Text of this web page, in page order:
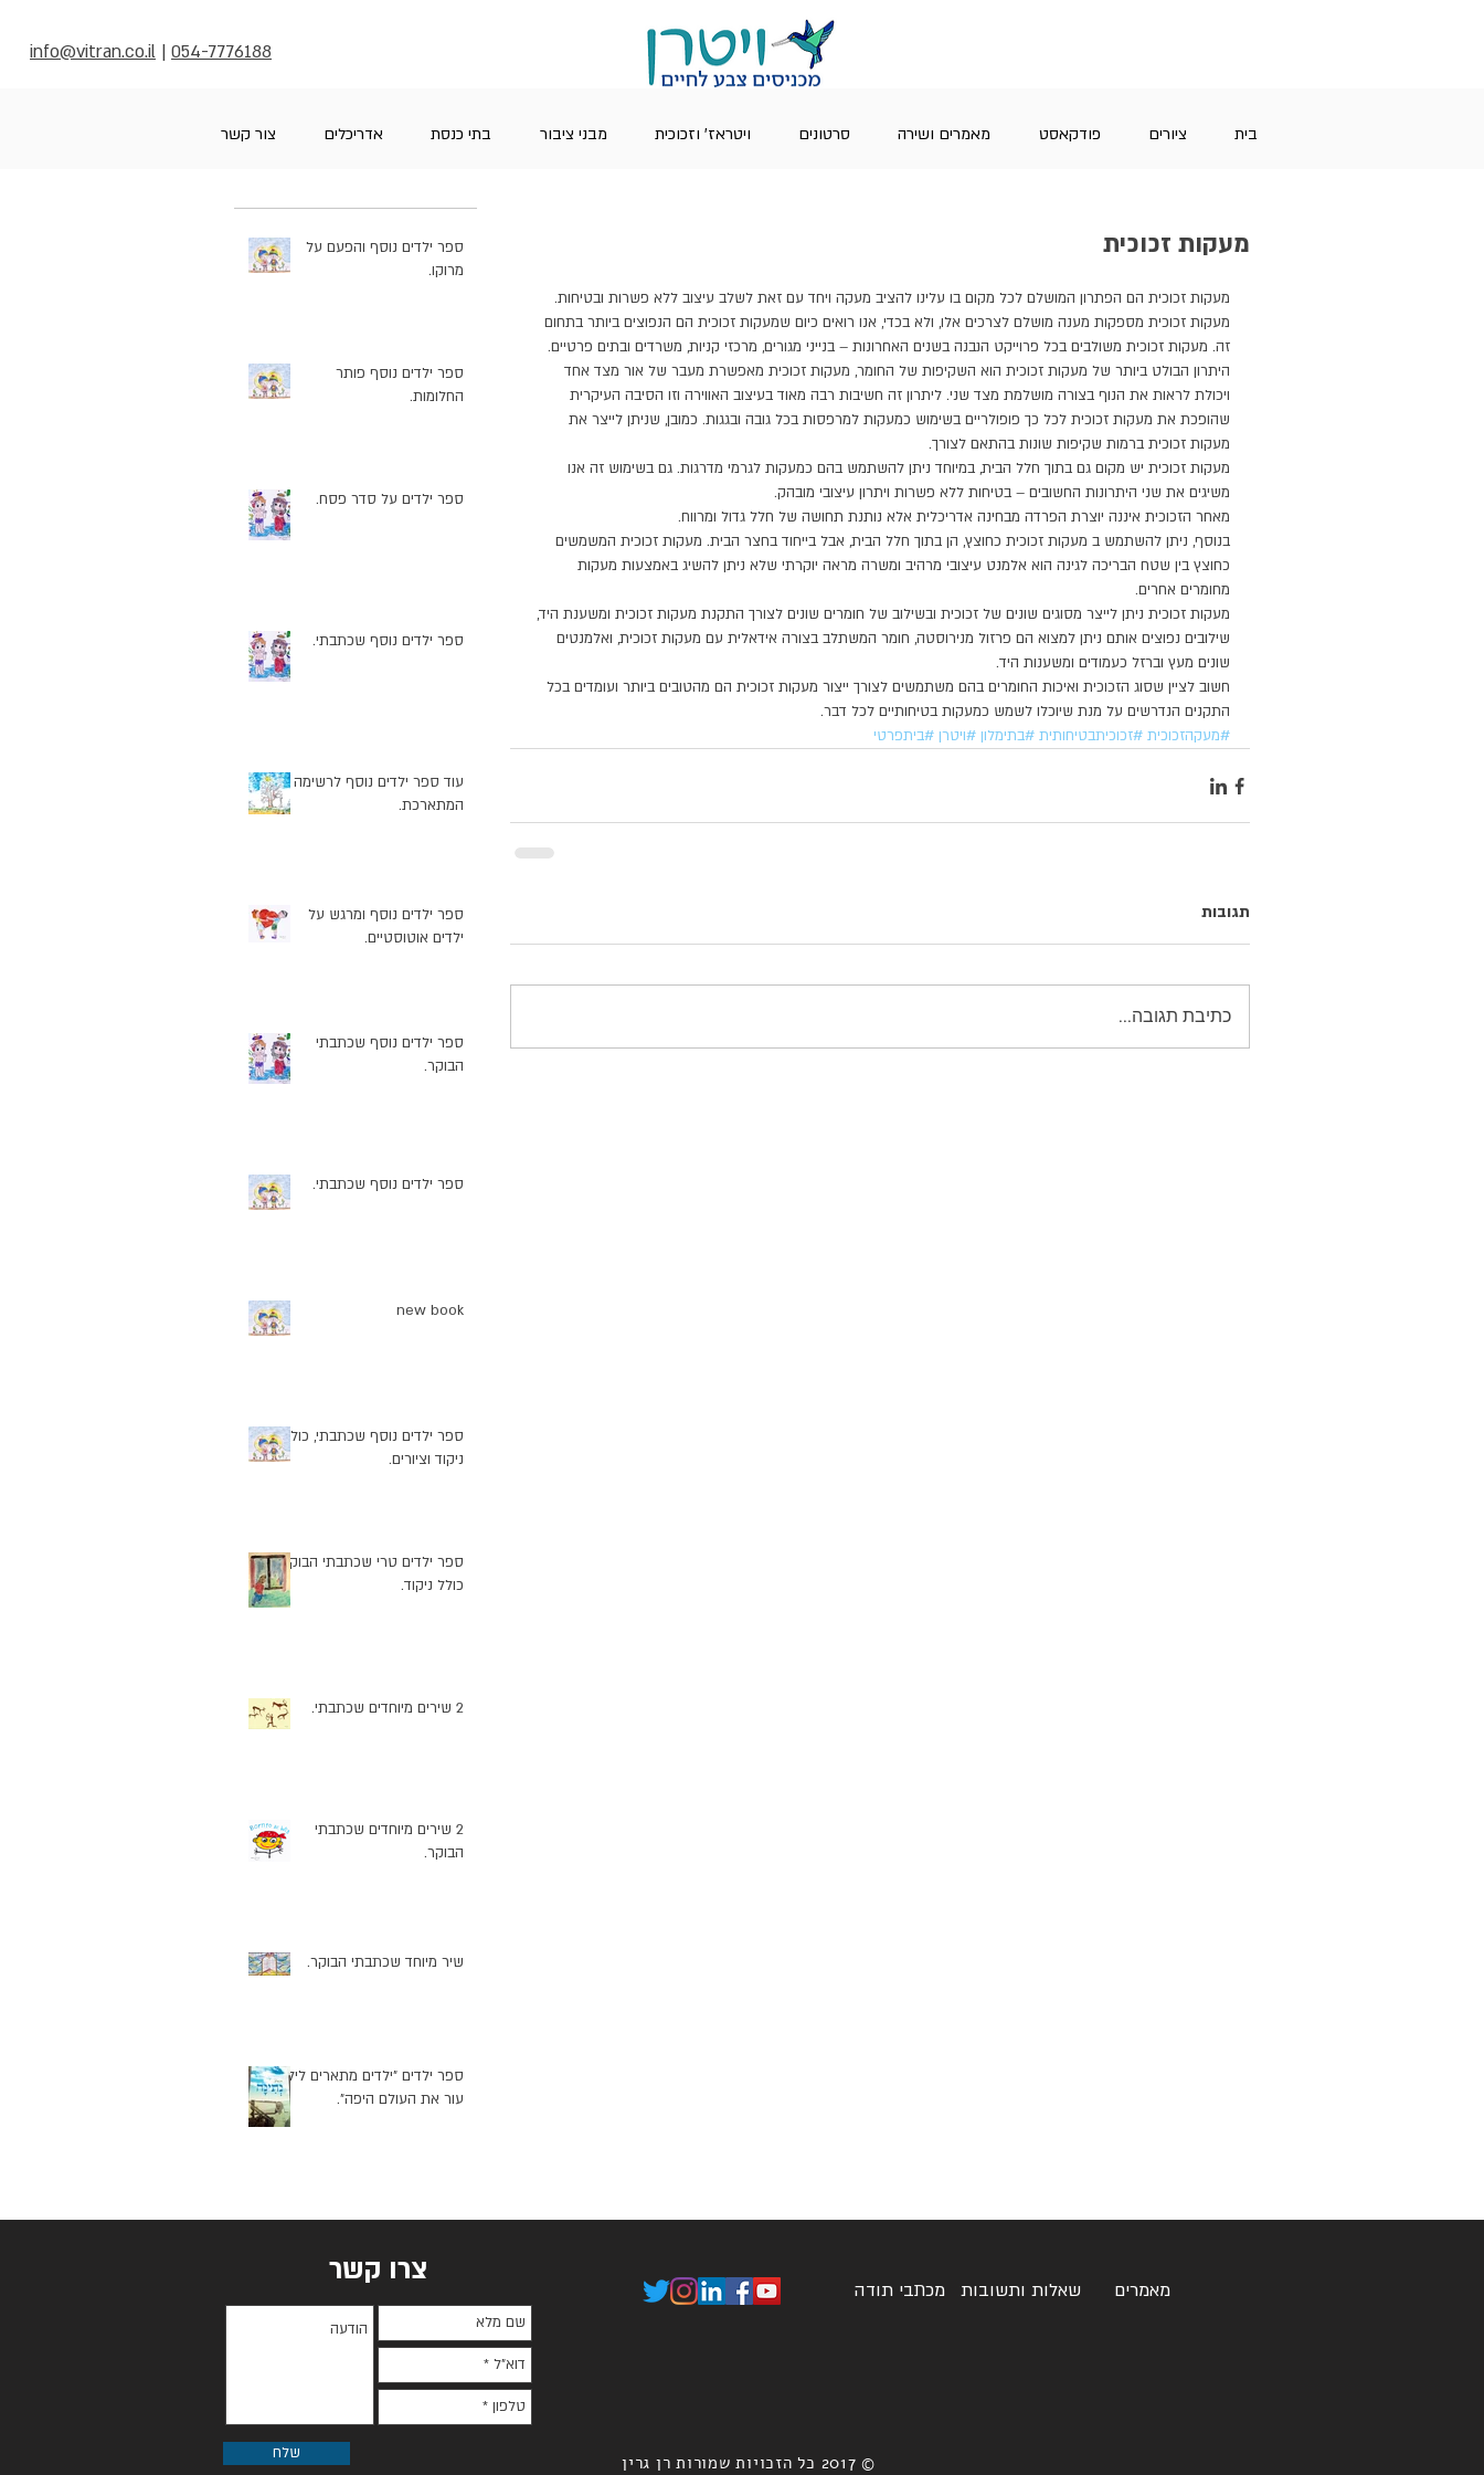
info@vitran.co.il | 054-7776188
בית ציורים פודקאסט מאמרים ושירה סרטונים ויטראז' וזכוכית מבני ציבור בתי כנסת אדריכלים צור קשר
ספר ילדים נוסף והפעם על
מרוקו.
ספר ילדים נוסף פותר
החלומות.
ספר ילדים על סדר פסח.
ספר ילדים נוסף שכתבתי.
עוד ספר ילדים נוסף לרשימה
המתארכת.
ספר ילדים נוסף ומרגש על
ילדים אוטוסטיים.
ספר ילדים נוסף שכתבתי
הבוקר.
ספר ילדים נוסף שכתבתי.
new book
ספר ילדים נוסף שכתבתי, כולל
ניקוד וציורים.
ספר ילדים טרי שכתבתי הבוקר
כולל ניקוד.
2 שירים מיוחדים שכתבתי.
2 שירים מיוחדים שכתבתי
הבוקר.
שיר מיוחד שכתבתי הבוקר.
ספר ילדים "ילדים מתארים לילד
עור את העולם היפה".
מעקות זכוכית
מעקות זכוכית הם הפתרון המושלם לכל מקום בו עלינו להציב מעקה ויחד עם זאת לשלב עיצוב ללא פשרות ובטיחות.
מעקות זכוכית מספקות מענה מושלם לצרכים אלו, ולא בכדי, אנו רואים כיום שמעקות זכוכית הם הנפוצים ביותר בתחום
זה. מעקות זכוכית משולבים בכל פרוייקט הנבנה בשנים האחרונות – בנייני מגורים, מרכזי קניות, משרדים ובתים פרטיים.
היתרון הבולט ביותר של מעקות זכוכית הוא השקיפות של החומר, מעקות זכוכית מאפשרת מעבר של אור מצד אחד
ויכולת לראות את הנוף בצורה מושלמת מצד שני. ליתרון זה חשיבות רבה מאוד בעיצוב האווירה וזו הסיבה העיקרית
שהופכת את מעקות זכוכית לכל כך פופולריים בשימוש כמעקות למרפסות בכל גובה ובגגות. כמובן, שניתן לייצר את
מעקות זכוכית ברמות שקיפות שונות בהתאם לצורך.
מעקות זכוכית יש מקום גם בתוך חלל הבית, במיוחד ניתן להשתמש בהם כמעקות לגרמי מדרגות. גם בשימוש זה אנו
משיגים את שני היתרונות החשובים – בטיחות ללא פשרות ויתרון עיצובי מובהק.
מאחר הזכוכית איננה יוצרת הפרדה מבחינה אדריכלית אלא נותנת תחושה של חלל גדול ומרווח.
בנוסף, ניתן להשתמש ב מעקות זכוכית כחוצץ, הן בתוך חלל הבית, אבל בייחוד בחצר הבית. מעקות זכוכית המשמשים
כחוצץ בין שטח הבריכה לגינה הוא אלמנט עיצובי מרהיב ומשרה מראה יוקרתי שלא ניתן להשיג באמצעות מעקות
מחומרים אחרים.
מעקות זכוכית ניתן לייצר מסוגים שונים של זכוכית ובשילוב של חומרים שונים לצורך התקנת מעקות זכוכית ומשענת היד,
שילובים נפוצים אותם ניתן למצוא הם פרזול מנירוסטה, חומר המשתלב בצורה אידאלית עם מעקות זכוכית, ואלמנטים
שונים מעץ וברזל כעמודים ומשענות היד.
חשוב לציין שסוג הזכוכית ואיכות החומרים בהם משתמשים לצורך ייצור מעקות זכוכית הם מהטובים ביותר ועומדים בכל
התקנים הנדרשים על מנת שיוכלו לשמש כמעקות בטיחותיים לכל דבר.
#מעקהזכוכית #זכוכיתבטיחותית #בתימלון #ויטרן #ביתפרטי
תגובות
כתיבת תגובה...
צרו קשר
מכתבי תודה שאלות ותשובות מאמרים
שלח
© 2017 כל הזכויות שמורות רן גרין